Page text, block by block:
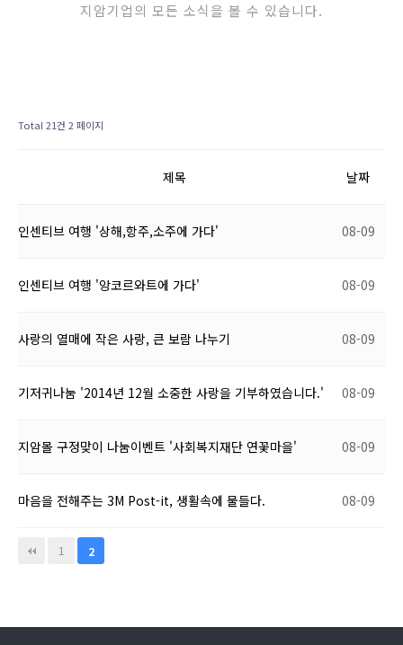
지암기업의 모든 소식을 볼 수 있습니다.
Total 21건 2 페이지
제목 날짜
인센티브 여행 '상해,항주,소주에 가다' 08-09
인센티브 여행 '앙코르와트에 가다' 08-09
사랑의 열매에 작은 사랑, 큰 보람 나누기 08-09
기저귀나눔 '2014년 12월 소중한 사랑을 기부하였습니다.' 08-09
지암몰 구정맞이 나눔이벤트 '사회복지재단 연꽃마을' 08-09
마음을 전해주는 3M Post-it, 생활속에 물들다. 08-09
1 2